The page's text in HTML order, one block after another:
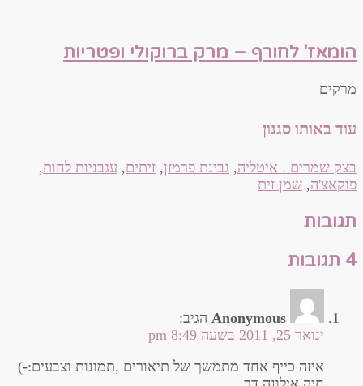
הומאז' לחורף – מרק ברוקולי ופטריות
מרקים
עוד באותו סגנון
בצק שמרים . איטליה, גבינת פרמזן, זיתים, עגבניות לחות,
פוקאצ'ה, שמן זית
תגובות
4 תגובות
Anonymous הגיב:
ינואר 25, 2011 בשעה 8:49 pm
איזה כייף אחד מתמשך של תיאורים ,תמונות וצבעים:-)